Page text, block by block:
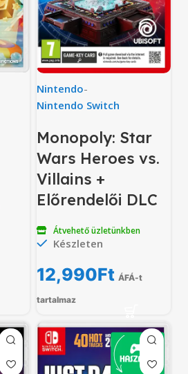
Nintendo-
Nintendo Switch
Monopoly: Star
Wars Heroes vs.
Villains +
Előrendelői DLC
Átvehető üzletünkben
Készleten
12,990Ft ÁFÁ-t
tartalmaz